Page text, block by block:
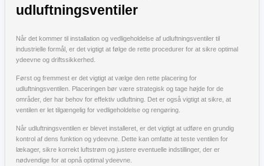
udluftningsventiler
Når det kommer til installation og vedligeholdelse af udluftningsventiler til
industrielle formål, er det vigtigt at følge de rette procedurer for at sikre optimal
ydeevne og driftssikkerhed.
Først og fremmest er det vigtigt at vælge den rette placering for
udluftningsventilen. Placeringen bør være strategisk og tage højde for de
områder, der har behov for effektiv udluftning. Det er også vigtigt at sikre, at
ventilen er let tilgængelig for vedligeholdelse og rengøring.
Når udluftningsventilen er blevet installeret, er det vigtigt at udføre en grundig
kontrol af dens funktion og ydeevne. Dette kan omfatte at teste ventilen for
lækager, sikre korrekt luftstrøm og justere eventuelle indstillinger, der er
nødvendige for at opnå optimal ydeevne.